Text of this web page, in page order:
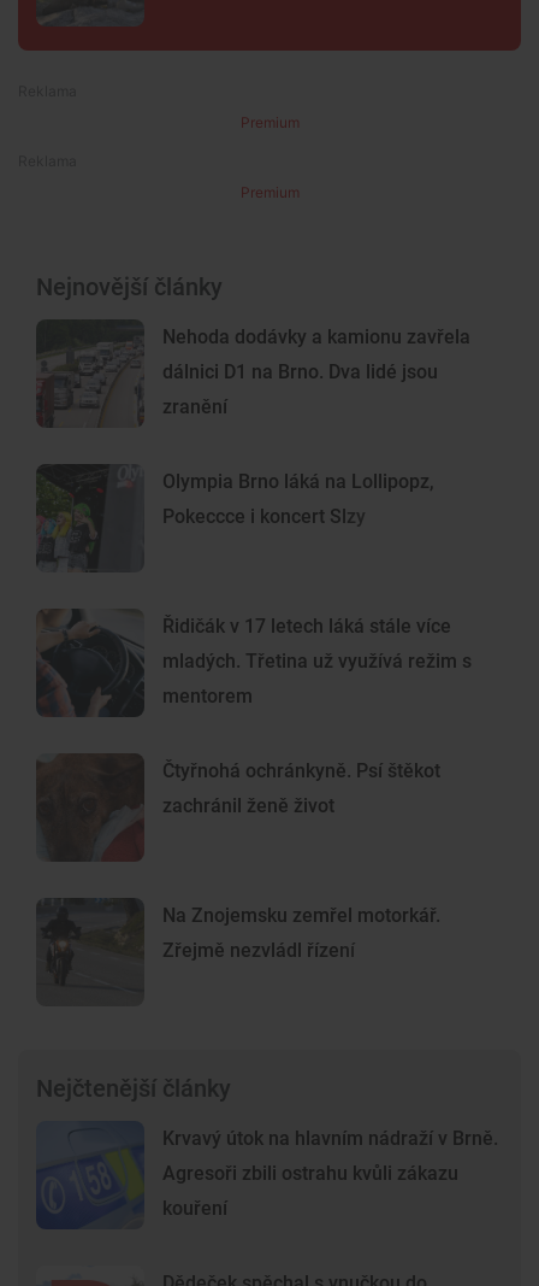
Premium
Premium
Nejnovější články
Nehoda dodávky a kamionu zavřela
dálnici D1 na Brno. Dva lidé jsou
zranění
Olympia Brno láká na Lollipopz,
Pokeccce i koncert Slzy
Řidičák v 17 letech láká stále více
mladých. Třetina už využívá režim s
mentorem
Čtyřnohá ochránkyně. Psí štěkot
zachránil ženě život
Na Znojemsku zemřel motorkář.
Zřejmě nezvládl řízení
Nejčtenější články
Krvavý útok na hlavním nádraží v Brně.
Agresoři zbili ostrahu kvůli zákazu
kouření